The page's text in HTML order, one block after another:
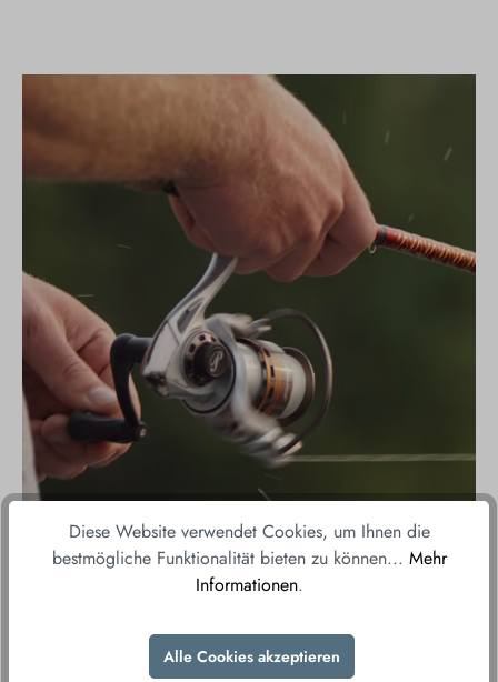
UNSER SORTIMENT
Diese Website verwendet Cookies, um Ihnen die
bestmögliche Funktionalität bieten zu können... Mehr
Informationen.
Alle Cookies akzeptieren